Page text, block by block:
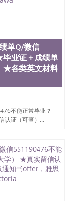
单Q/微信
业证＋成绩单
★各类英文材料
不能正常毕业？
认证（可查）...